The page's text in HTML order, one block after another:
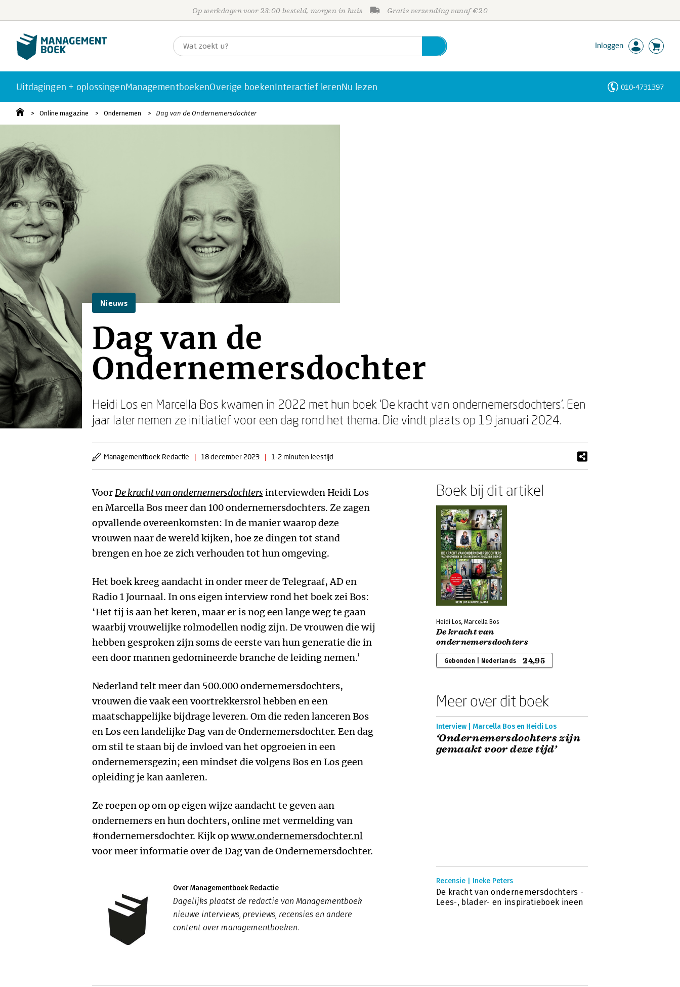
Op werkdagen voor 23:00 besteld, morgen in huis Gratis verzending vanaf €20
Inloggen
Uitdagingen + oplossingenManagementboekenOverige boekenInteractief lerenNu lezen 010-4731397
Online magazine Ondernemen Dag van de Ondernemersdochter
Nieuws
Dag van de
Ondernemersdochter
Heidi Los en Marcella Bos kwamen in 2022 met hun boek ‘De kracht van ondernemersdochters’. Een
jaar later nemen ze initiatief voor een dag rond het thema. Die vindt plaats op 19 januari 2024.
Managementboek Redactie | 18 december 2023 | 1-2 minuten leestijd
VoorDe kracht van ondernemersdochters interviewden Heidi Los
en Marcella Bos meer dan 100 ondernemersdochters. Ze zagen
opvallende overeenkomsten: In de manier waarop deze
vrouwen naar de wereld kijken, hoe ze dingen tot stand
brengen en hoe ze zich verhouden tot hun omgeving.
Het boek kreeg aandacht in onder meer de Telegraaf, AD en
Radio 1 Journaal. In ons eigen interview rond het boek zei Bos:
‘Het tij is aan het keren, maar er is nog een lange weg te gaan
waarbij vrouwelijke rolmodellen nodig zijn. De vrouwen die wij
hebben gesproken zijn soms de eerste van hun generatie die in
een door mannen gedomineerde branche de leiding nemen.’
Nederland telt meer dan 500.000 ondernemersdochters,
vrouwen die vaak een voortrekkersrol hebben en een
maatschappelijke bijdrage leveren. Om die reden lanceren Bos
en Los een landelijke Dag van de Ondernemersdochter. Een dag
om stil te staan bij de invloed van het opgroeien in een
ondernemersgezin; een mindset die volgens Bos en Los geen
opleiding je kan aanleren.
Ze roepen op om op eigen wijze aandacht te geven aan
ondernemers en hun dochters, online met vermelding van
#ondernemersdochter. Kijk opwww.ondernemersdochter.nl
voor meer informatie over de Dag van de Ondernemersdochter.
Over Managementboek Redactie
Dagelijks plaatst de redactie van Managementboek
nieuwe interviews, previews, recensies en andere
content over managementboeken.
Boek bij dit artikel
Heidi Los, Marcella Bos
De kracht van
ondernemersdochters
Gebonden | Nederlands 24,95
Meer over dit boek
Interview | Marcella Bos en Heidi Los
‘Ondernemersdochters zijn
gemaakt voor deze tijd’
Recensie | Ineke Peters
De kracht van ondernemersdochters -
Lees-, blader- en inspiratieboek ineen
Personen